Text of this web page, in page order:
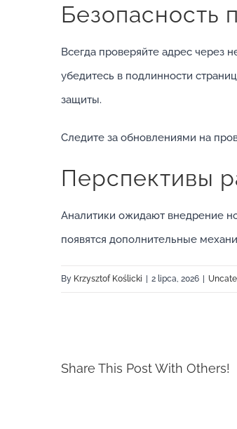
Безопасность
Всегда проверяйте адрес через
убедитесь в подлинности
защиты.
Следите за обновлениями на
Перспективы
Аналитики ожидают внедрение
появятся дополнительные
By Krzysztof Koślicki 2 lipca, 2026
Share This Post With Others!